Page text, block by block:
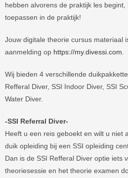
hebben alvorens de praktijk les begint,
toepassen in de praktijk!
Jouw digitale theorie cursus materiaal
aanmelding op https://my.divessi.com
Wij bieden 4 verschillende
Refferal Diver, SSI Indoor Diver, SSI
Water Diver.
-SSI Referral Diver-
Heeft u een reis geboekt en wilt u niet
duik opleiding bij een SSI opleiding
Dan is de SSI Refferal Diver optie iets
theoriesessie en het theorie examen